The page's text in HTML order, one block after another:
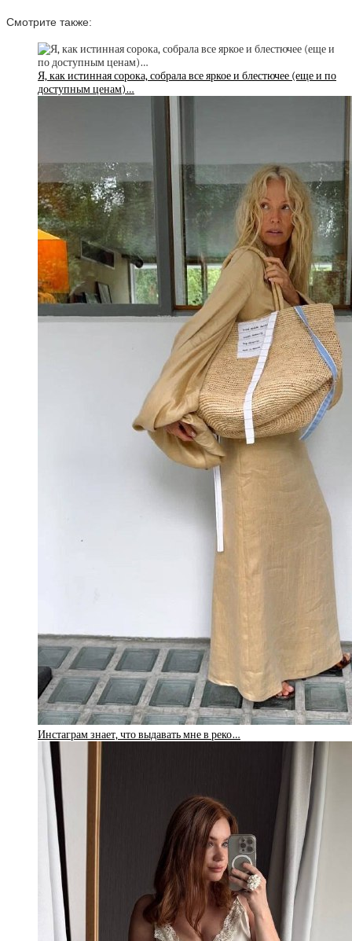
Смотрите также:
Я, как истинная сорока, собрала все яркое и блестючее (еще и по
доступным ценам)…
Инстаграм знает, что выдавать мне в реко…